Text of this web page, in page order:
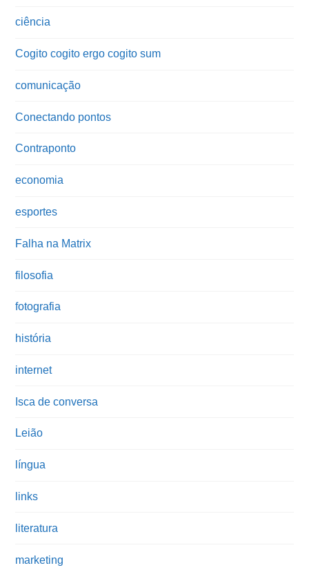
ciência
Cogito cogito ergo cogito sum
comunicação
Conectando pontos
Contraponto
economia
esportes
Falha na Matrix
filosofia
fotografia
história
internet
Isca de conversa
Leião
língua
links
literatura
marketing